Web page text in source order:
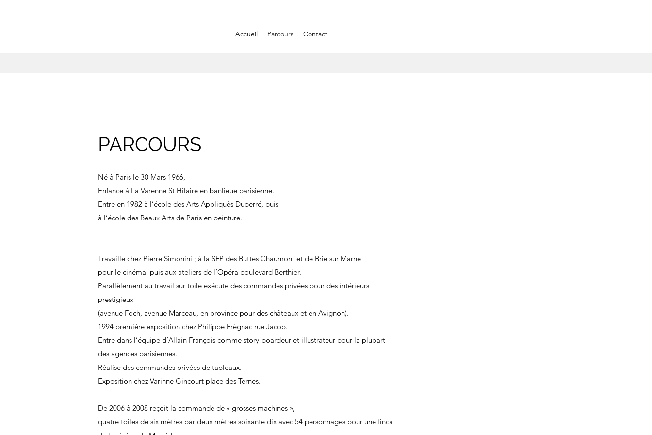
Accueil Parcours Contact
PARCOURS
Né à Paris le 30 Mars 1966,
Enfance à La Varenne St Hilaire en banlieue parisienne.
Entre en 1982 à l’école des Arts Appliqués Duperré, puis
à l’école des Beaux Arts de Paris en peinture.
Travaille chez Pierre Simonini ; à la SFP des Buttes Chaumont et de Brie sur Marne
pour le cinéma puis aux ateliers de l’Opéra boulevard Berthier.
Parallèlement au travail sur toile exécute des commandes privées pour des intérieurs
prestigieux
(avenue Foch, avenue Marceau, en province pour des châteaux et en Avignon).
1994 première exposition chez Philippe Frégnac rue Jacob.
Entre dans l’équipe d’Allain François comme story-boardeur et illustrateur pour la plupart
des agences parisiennes.
Réalise des commandes privées de tableaux.
Exposition chez Varinne Gincourt place des Ternes.
De 2006 à 2008 reçoit la commande de « grosses machines »,
quatre toiles de six mètres par deux mètres soixante dix avec 54 personnages pour une finca